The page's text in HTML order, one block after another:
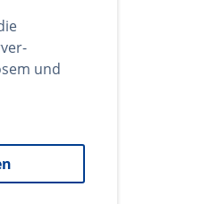
und